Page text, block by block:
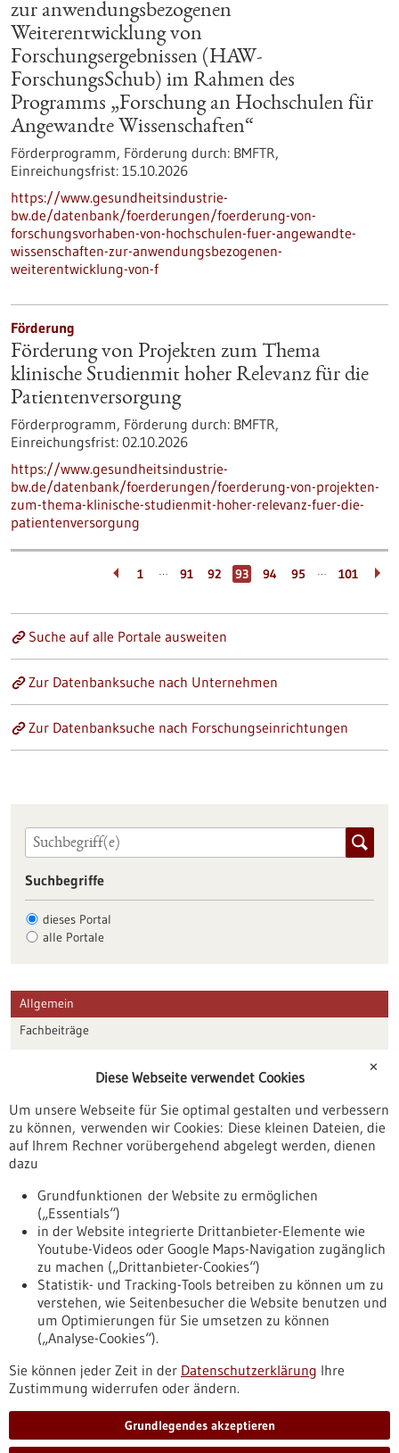
zur anwendungsbezogenen
Weiterentwicklung von
Forschungsergebnissen (HAW-
ForschungsSchub) im Rahmen des
Programms „Forschung an Hochschulen für
Angewandte Wissenschaften“
Förderprogramm, Förderung durch: BMFTR,
Einreichungsfrist: 15.10.2026
https://www.gesundheitsindustrie-
bw.de/datenbank/foerderungen/foerderung-von-
forschungsvorhaben-von-hochschulen-fuer-angewandte-
wissenschaften-zur-anwendungsbezogenen-
weiterentwicklung-von-f
Förderung
Förderung von Projekten zum Thema
klinische Studienmit hoher Relevanz für die
Patientenversorgung
Förderprogramm, Förderung durch: BMFTR,
Einreichungsfrist: 02.10.2026
https://www.gesundheitsindustrie-
bw.de/datenbank/foerderungen/foerderung-von-projekten-
zum-thema-klinische-studienmit-hoher-relevanz-fuer-die-
patientenversorgung
1 … 91 92 93 94 95 … 101
Suche auf alle Portale ausweiten
Zur Datenbanksuche nach Unternehmen
Zur Datenbanksuche nach Forschungseinrichtungen
Suchbegriffe
dieses Portal
alle Portale
Allgemein
Fachbeiträge
Veranstaltungen
Erscheinungsdatum
Nach oben
Informiert bleiben
Newsletter abonnieren
✕
Diese Webseite verwendet Cookies
Um unsere Webseite für Sie optimal gestalten und verbessern
zu können, verwenden wir Cookies: Diese kleinen Dateien, die
auf Ihrem Rechner vorübergehend abgelegt werden, dienen
dazu
Grundfunktionen der Website zu ermöglichen
(„Essentials“)
in der Website integrierte Drittanbieter-Elemente wie
Youtube-Videos oder Google Maps-Navigation zugänglich
zu machen („Drittanbieter-Cookies“)
Statistik- und Tracking-Tools betreiben zu können um zu
verstehen, wie Seitenbesucher die Website benutzen und
um Optimierungen für Sie umsetzen zu können
(„Analyse-Cookies“).
Sie können jeder Zeit in der Datenschutzerklärung Ihre
Zustimmung widerrufen oder ändern.
Grundlegendes akzeptieren